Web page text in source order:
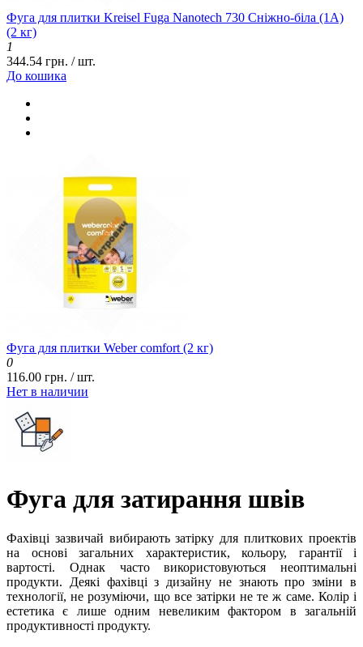
Фуга для плитки Kreisel Fuga Nanotech 730 Сніжно-біла (1А)
(2 кг)
1
344.54 грн. / шт.
До кошика
Фуга для плитки Weber comfort (2 кг)
0
116.00 грн. / шт.
Нет в наличии
Фуга для затирання швів
Фахівці зазвичай вибирають затірку для плиткових проектів
на основі загальних характеристик, кольору, гарантії і
вартості. Однак часто використовуються неоптимальні
продукти. Деякі фахівці з дизайну не знають про зміни в
технології, не розуміючи, що все затірки не те ж саме. Колір і
естетика є лише одним невеликим фактором в загальній
продуктивності продукту.